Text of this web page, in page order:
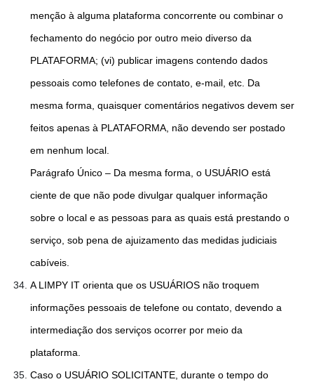
menção à alguma plataforma concorrente ou combinar o
fechamento do negócio por outro meio diverso da
PLATAFORMA; (vi) publicar imagens contendo dados
pessoais como telefones de contato, e-mail, etc. Da
mesma forma, quaisquer comentários negativos devem ser
feitos apenas à PLATAFORMA, não devendo ser postado
em nenhum local.
Parágrafo Único – Da mesma forma, o USUÁRIO está
ciente de que não pode divulgar qualquer informação
sobre o local e as pessoas para as quais está prestando o
serviço, sob pena de ajuizamento das medidas judiciais
cabíveis.
A LIMPY IT orienta que os USUÁRIOS não troquem
informações pessoais de telefone ou contato, devendo a
intermediação dos serviços ocorrer por meio da
plataforma.
Caso o USUÁRIO SOLICITANTE, durante o tempo do